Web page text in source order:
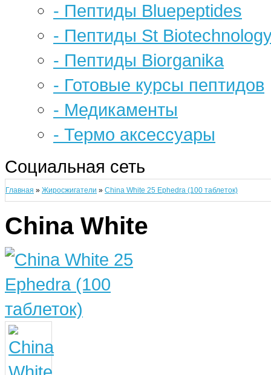
- Пептиды Bluepeptides
- Пептиды St
- Пептиды Biorganika
- Готовые курсы пептидов
- Медикаменты
- Термо аксессуары
Социальная сеть
Главная » Жиросжигатели » China White 25 Ephedra (100 таблеток)
China White